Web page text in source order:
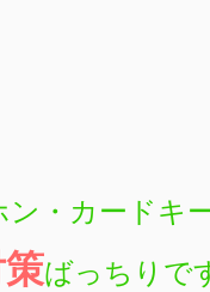
ン・カードキ
ばっちりで